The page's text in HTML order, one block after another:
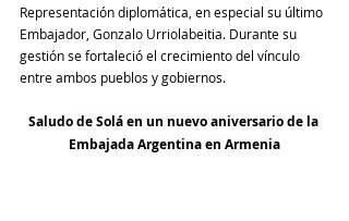
Representación diplomática, en especial su último
Embajador, Gonzalo Urriolabeitia. Durante su
gestión se fortaleció el crecimiento del vínculo
entre ambos pueblos y gobiernos.
Saludo de Solá en un nuevo aniversario de la
Embajada Argentina en Armenia